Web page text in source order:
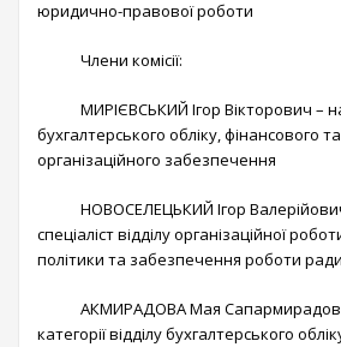
юридично-правової роботи
Члени комісії:
МИРІЄВСЬКИЙ Ігор Вікторович –
бухгалтерського обліку, фінансового
організаційного забезпечення
НОВОСЕЛЕЦЬКИЙ Ігор Валерійович
спеціаліст відділу організаційної
політики та забезпечення роботи ради
АКМИРАДОВА Мая Сапармирадовна
категорії відділу бухгалтерського